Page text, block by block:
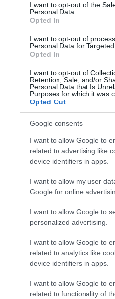
consent section.
I want to opt-out of the
Personal Data.
Opted In
I want to opt-out of
Personal Data for Targeted
Opted In
I want to opt-out of
Retention, Sale, and/or
Personal Data that Is
Purposes for which it was
Opted Out
Google consents
I want to allow Google to
related to advertising like
device identifiers in apps.
I want to allow my user
Google for online
I want to allow Google to
personalized advertising.
I want to allow Google to
related to analytics like
device identifiers in apps.
I want to allow Google to
related to functionality of
Άρπαξαν κοσμήματα αξίας
17/06/2026 - 17:02
κατηγορείται ότι θώπευσε
16/06/2026 - 16:00